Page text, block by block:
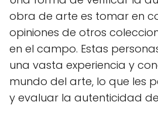
obra de arte es tomar en
opiniones de otros
en el campo. Estas
una vasta experiencia y
mundo del arte, lo que les
y evaluar la autenticidad